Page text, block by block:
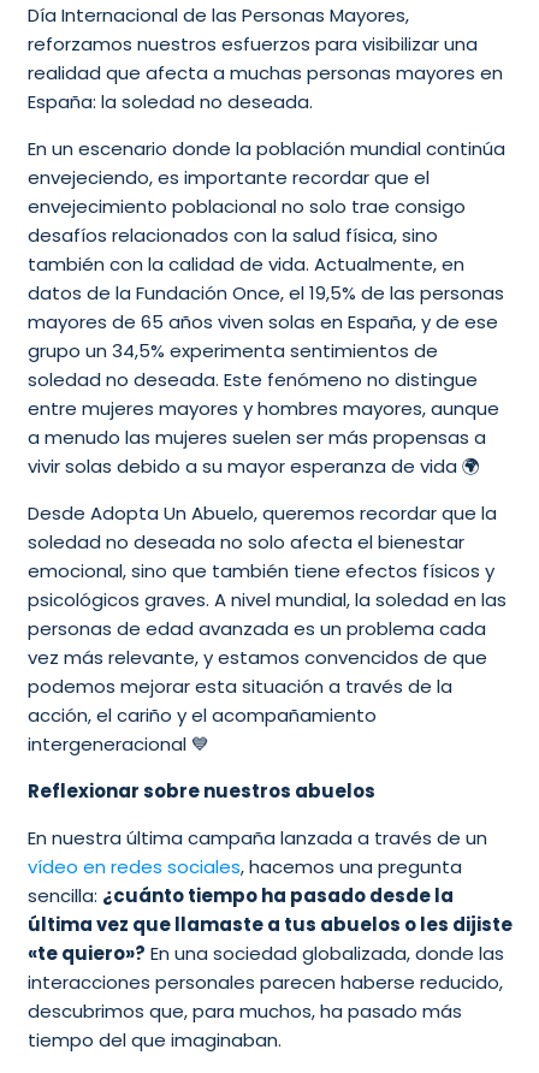
Día Internacional de las Personas Mayores,
reforzamos nuestros esfuerzos para visibilizar una
realidad que afecta a muchas personas mayores en
España: la soledad no deseada.
En un escenario donde la población mundial continúa
envejeciendo, es importante recordar que el
envejecimiento poblacional no solo trae consigo
desafíos relacionados con la salud física, sino
también con la calidad de vida. Actualmente, en
datos de la Fundación Once, el 19,5% de las personas
mayores de 65 años viven solas en España, y de ese
grupo un 34,5% experimenta sentimientos de
soledad no deseada. Este fenómeno no distingue
entre mujeres mayores y hombres mayores, aunque
a menudo las mujeres suelen ser más propensas a
vivir solas debido a su mayor esperanza de vida 🌍
Desde Adopta Un Abuelo, queremos recordar que la
soledad no deseada no solo afecta el bienestar
emocional, sino que también tiene efectos físicos y
psicológicos graves. A nivel mundial, la soledad en las
personas de edad avanzada es un problema cada
vez más relevante, y estamos convencidos de que
podemos mejorar esta situación a través de la
acción, el cariño y el acompañamiento
intergeneracional 💙
Reflexionar sobre nuestros abuelos
En nuestra última campaña lanzada a través de un
vídeo en redes sociales, hacemos una pregunta
sencilla: ¿cuánto tiempo ha pasado desde la
última vez que llamaste a tus abuelos o les dijiste
«te quiero»? En una sociedad globalizada, donde las
interacciones personales parecen haberse reducido,
descubrimos que, para muchos, ha pasado más
tiempo del que imaginaban.